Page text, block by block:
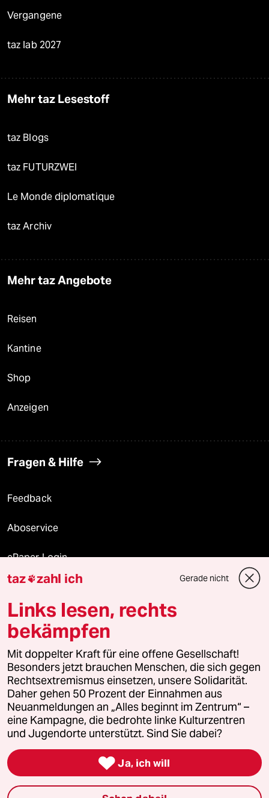
Vergangene
taz lab 2027
Mehr taz Lesestoff
taz Blogs
taz FUTURZWEI
Le Monde diplomatique
taz Archiv
Mehr taz Angebote
Reisen
Kantine
Shop
Anzeigen
Fragen & Hilfe
Feedback
Aboservice
ePaper Login
Downloads für Abonnierende
© 2026 taz Verlags und Vertriebs GmbH
Alle Rechte vorbehalten. Bei rechtlichen Fragen oder für Genehmigungen
wenden Sie sich bitte an
lizenzen@taz.de
Feedback Redaktionsstatut Kommune-Richtlinien
Leitlinie Informant Datenschutz Impressum AGB
Seitenwende Einwilligungen widerrufen (Ads)
taz zahl ich Gerade nicht
Links lesen, rechts
bekämpfen
Mit doppelter Kraft für eine offene Gesellschaft!
Besonders jetzt brauchen Menschen, die sich gegen
Rechtsextremismus einsetzen, unsere Solidarität.
Daher gehen 50 Prozent der Einnahmen aus
Neuanmeldungen an „Alles beginnt im Zentrum“ –
eine Kampagne, die bedrohte linke Kulturzentren
und Jugendorte unterstützt. Sind Sie dabei?
 Ja, ich will